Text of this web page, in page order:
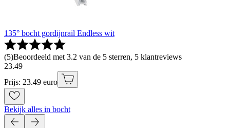
135° bocht gordijnrail Endless wit
(5)Beoordeeld met 3.2 van de 5 sterren, 5 klantreviews
23.49
Prijs: 23.49 euro
Bekijk alles in bocht